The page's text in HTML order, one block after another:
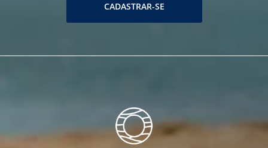
CADASTRAR-SE